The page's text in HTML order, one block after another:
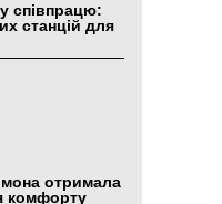
співпрацю:
станцій для
отримала
комфорту